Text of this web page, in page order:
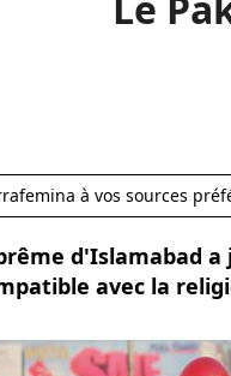
à vos sources
d'Islamabad
avec la